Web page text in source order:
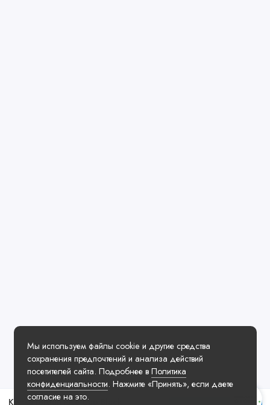
Кепка Jordan Rise Cap Black
Мы используем файлы cookie и другие средства
сохранения предпочтений и анализа действий
посетителей сайта. Подробнее в Политика
конфиденциальности. Нажмите «Принять», если даете
согласие на это.